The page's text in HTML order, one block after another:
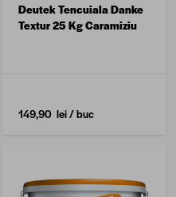
Deutek Tencuiala Danke
Textur 25 Kg Caramiziu
149,90 lei/ buc